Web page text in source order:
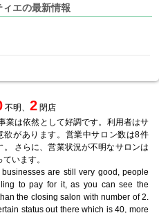
エの最新情報
不明、 2閉店
業は依然として好調です。利用者はサ
があります。営業中サロン数は8件
さらに、営業状況が不明なサロンは
います。
are still very good, people
to pay for it, as you can see the
the closing salon with number of 2.
status out there which is 40, more